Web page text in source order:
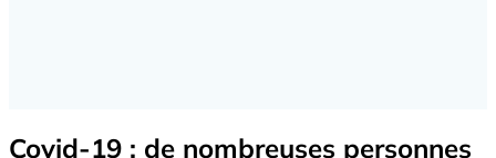
Covid-19 : de nombreuses personnes